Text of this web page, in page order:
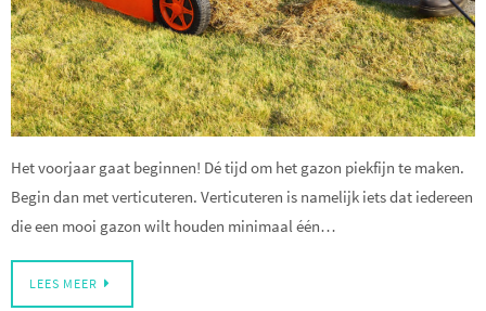
Het voorjaar gaat beginnen! Dé tijd om het gazon piekfijn te maken.
Begin dan met verticuteren. Verticuteren is namelijk iets dat iedereen
die een mooi gazon wilt houden minimaal één…
LEES MEER